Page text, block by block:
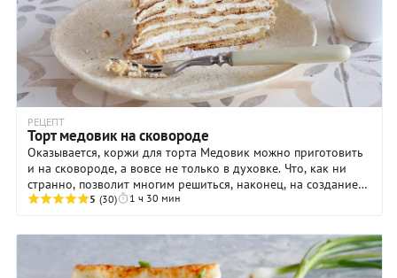
РЕЦЕПТ
Торт медовик на сковороде
Оказывается, коржи для торта Медовик можно приготовить
и на сковороде, а вовсе не только в духовке. Что, как ни
странно, позволит многим решиться, наконец, на создание
этого домашнего ...
5 (30) 1 ч 30 мин